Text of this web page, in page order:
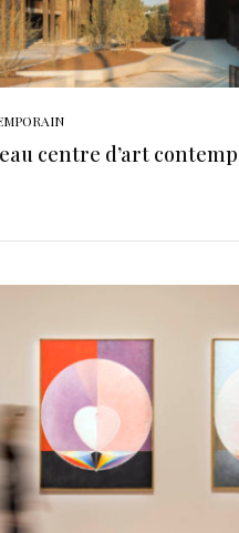
centre d’art